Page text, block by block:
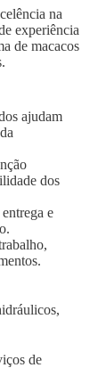
na
experiência
de macacos
ajudam
dos
e
de